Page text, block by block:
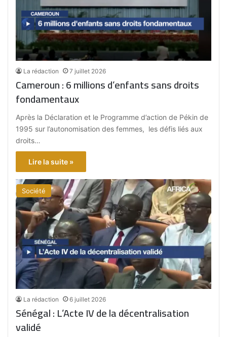
La rédaction 7 juillet 2026
Cameroun : 6 millions d’enfants sans droits
fondamentaux
Après la Déclaration et le Programme d’action de Pékin de
1995 sur l’autonomisation des femmes, les défis liés aux
droits…
Lire la suite »
Société
La rédaction 6 juillet 2026
Sénégal : L’Acte IV de la décentralisation
validé